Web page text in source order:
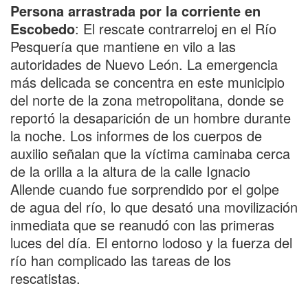
Persona arrastrada por la corriente en
Escobedo: El rescate contrarreloj en el Río
Pesquería que mantiene en vilo a las
autoridades de Nuevo León. La emergencia
más delicada se concentra en este municipio
del norte de la zona metropolitana, donde se
reportó la desaparición de un hombre durante
la noche. Los informes de los cuerpos de
auxilio señalan que la víctima caminaba cerca
de la orilla a la altura de la calle Ignacio
Allende cuando fue sorprendido por el golpe
de agua del río, lo que desató una movilización
inmediata que se reanudó con las primeras
luces del día. El entorno lodoso y la fuerza del
río han complicado las tareas de los
rescatistas.